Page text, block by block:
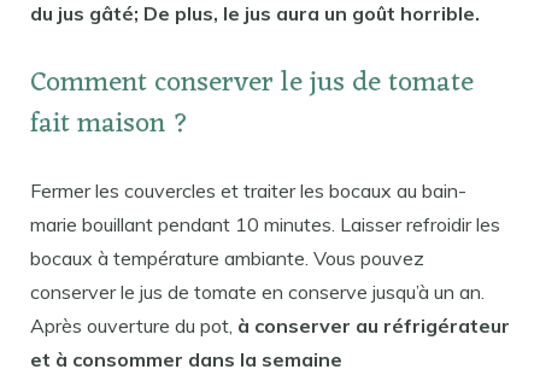
du jus gâté; De plus, le jus aura un goût horrible.
Comment conserver le jus de tomate
fait maison ?
Fermer les couvercles et traiter les bocaux au bain-
marie bouillant pendant 10 minutes. Laisser refroidir les
bocaux à température ambiante. Vous pouvez
conserver le jus de tomate en conserve jusqu’à un an.
Après ouverture du pot, à conserver au réfrigérateur
et à consommer dans la semaine